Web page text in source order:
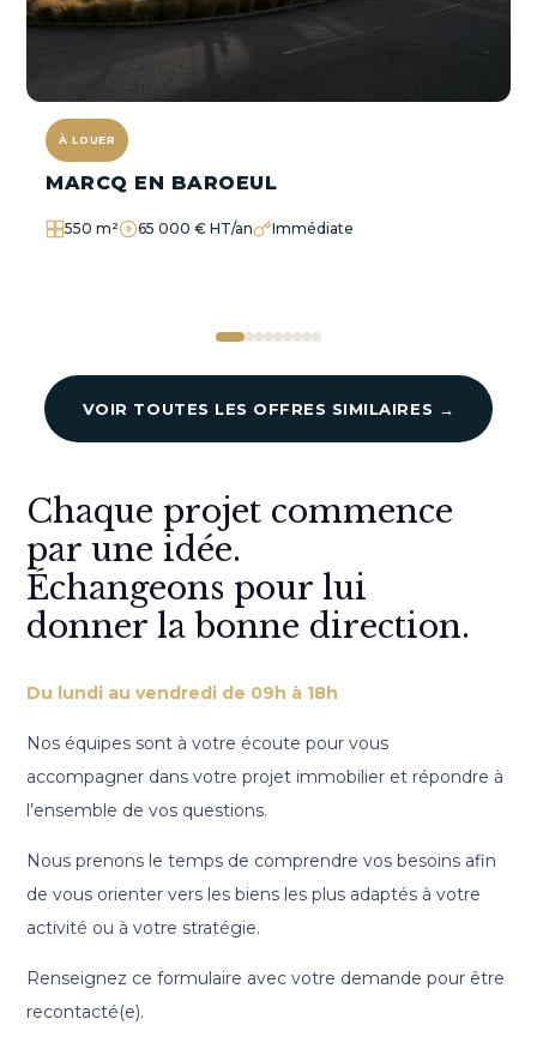
À LOUER
MARCQ EN BAROEUL
550 m² 65 000 € HT/an Immédiate
VOIR TOUTES LES OFFRES SIMILAIRES →
Chaque projet commence
par une idée.
Échangeons pour lui
donner la bonne direction.
Du lundi au vendredi de 09h à 18h
Nos équipes sont à votre écoute pour vous
accompagner dans votre projet immobilier et répondre à
l’ensemble de vos questions.
Nous prenons le temps de comprendre vos besoins afin
de vous orienter vers les biens les plus adaptés à votre
activité ou à votre stratégie.
Renseignez ce formulaire avec votre demande pour être
recontacté(e).